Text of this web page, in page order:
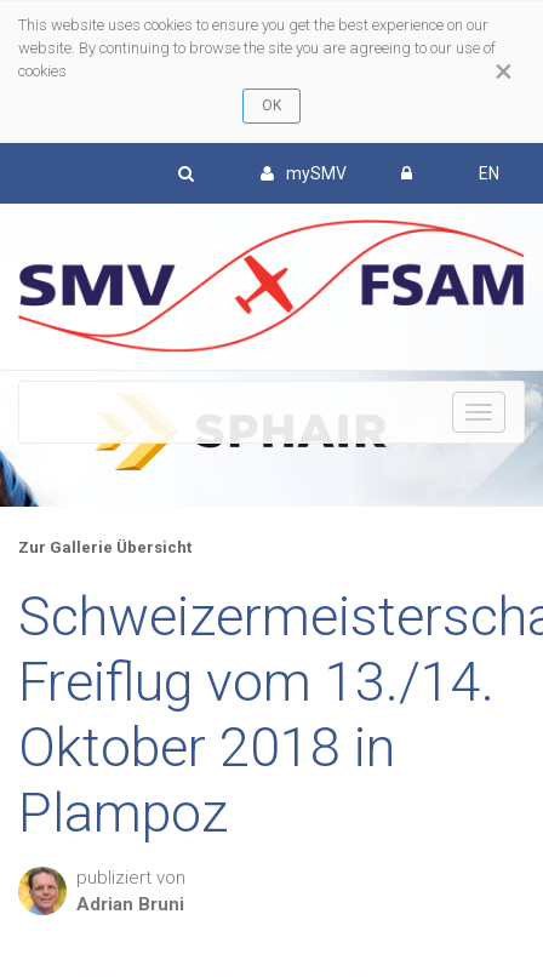
×
This website uses cookies to ensure you get the best experience on our
website. By continuing to browse the site you are agreeing to our use of
cookies
mySMV EN
Zur Gallerie Übersicht
Freiflug vom 13./14.
Oktober 2018 in
Plampoz
publiziert von
Adrian Bruni